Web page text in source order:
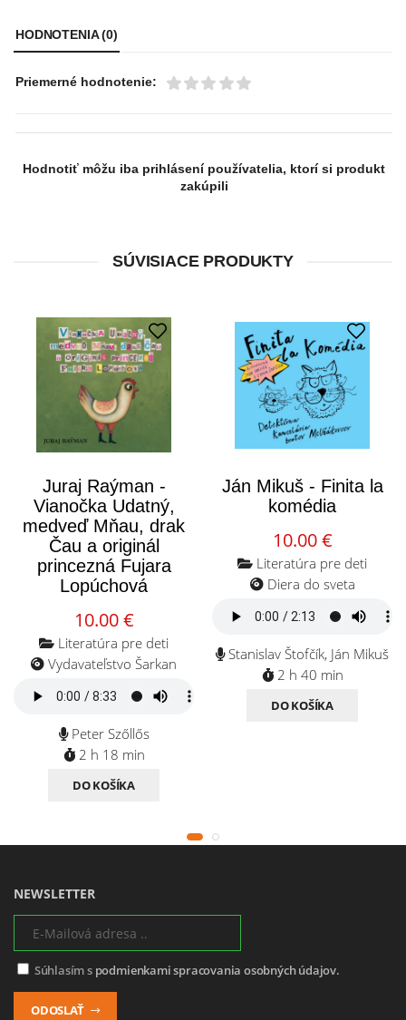
HODNOTENIA (0)
Priemerné hodnotenie:
Hodnotiť môžu iba prihlásení používatelia, ktorí si produkt
zakúpili
SÚVISIACE PRODUKTY
Juraj Raýman -
Vianočka Udatný,
medveď Mňau, drak
Čau a originál
princezná Fujara
Lopúchová
10.00 €
Literatúra pre deti
Vydavateľstvo Šarkan
Peter Szőllős
2 h 18 min
DO KOŠÍKA
Ján Mikuš - Finita la
komédia
10.00 €
Literatúra pre deti
Diera do sveta
Stanislav Štofčík, Ján Mikuš
2 h 40 min
DO KOŠÍKA
NEWSLETTER
Súhlasím s podmienkami spracovania osobných údajov.
ODOSLAŤ